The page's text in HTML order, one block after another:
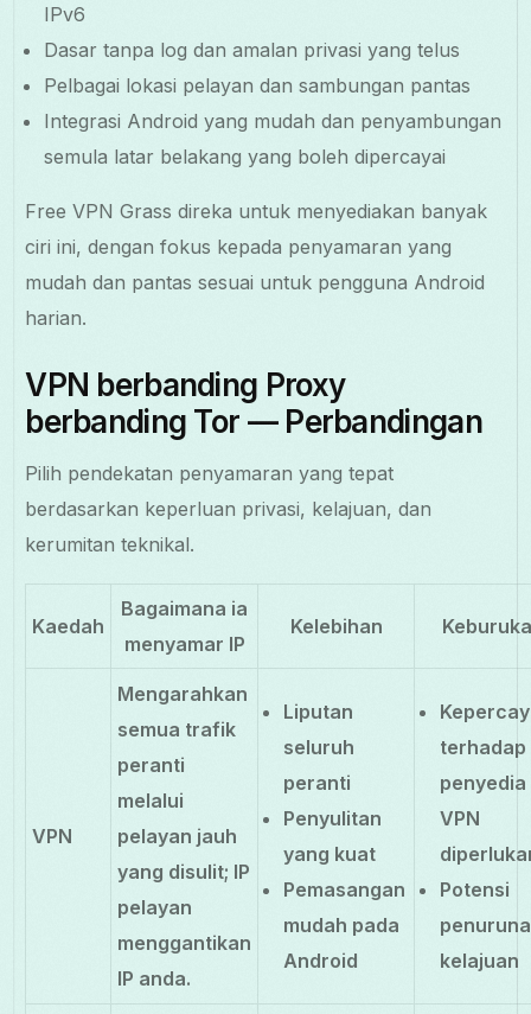
IPv6
Dasar tanpa log dan amalan privasi yang telus
Pelbagai lokasi pelayan dan sambungan pantas
Integrasi Android yang mudah dan penyambungan
semula latar belakang yang boleh dipercayai
Free VPN Grass direka untuk menyediakan banyak
ciri ini, dengan fokus kepada penyamaran yang
mudah dan pantas sesuai untuk pengguna Android
harian.
VPN berbanding Proxy
berbanding Tor — Perbandingan
Pilih pendekatan penyamaran yang tepat
berdasarkan keperluan privasi, kelajuan, dan
kerumitan teknikal.
Kaedah
Bagaimana ia
menyamar IP
Kelebihan
VPN
Mengarahkan
semua trafik
peranti
melalui
pelayan jauh
yang disulit; IP
pelayan
menggantikan
IP anda.
Liputan
seluruh
peranti
Penyulitan
yang kuat
Pemasangan
mudah pada
Android
terhadap
penyedia
VPN
Potensi
kelajuan